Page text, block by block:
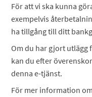
Skaraborg
För att vi ska kunna
exempelvis
ha tillgång till ditt
Om du har gjort utlägg
kan du efter
denna e-tjänst.
För mer information